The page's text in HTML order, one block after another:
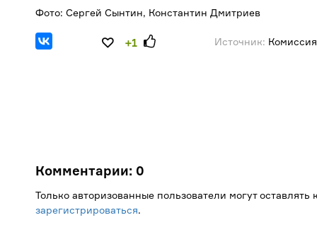
Фото: Сергей Сынтин, Константин Дмитриев
+1 Источник:
Комментарии: 0
Только авторизованные пользователи могут
зарегистрироваться.